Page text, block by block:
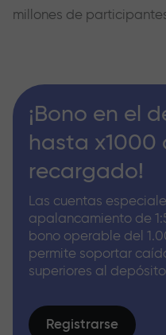
millones de
¡Bono en el
hasta x1000
recargado!
Las cuentas
apalancamiento de
bono operable del
permite soportar
superiores al
Registrarse